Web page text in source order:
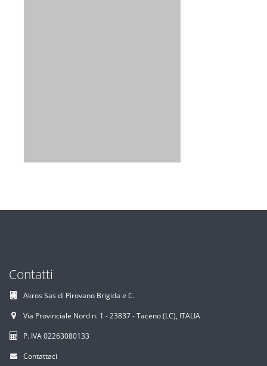
Contatti
Akros Sas di Pirovano Brigida e C.
Via Provinciale Nord n. 1 - 23837 - Taceno (LC), ITALIA
P. IVA 02263080133
Contattaci